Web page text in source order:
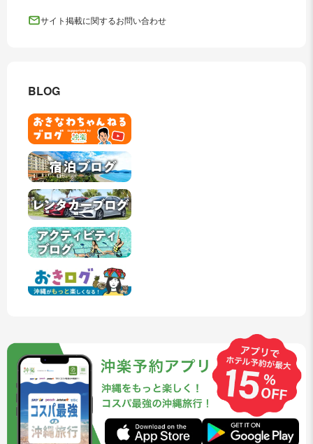
サイト掲載に関するお問い合わせ
BLOG